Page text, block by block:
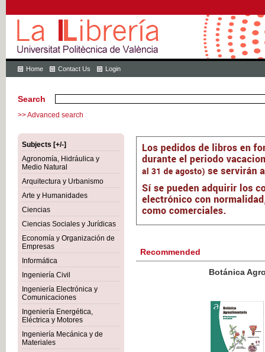
Home Contact Us Login
Search
>> Advanced search
Subjects [+/-]
Agronomía, Hidráulica y
Medio Natural
Arquitectura y Urbanismo
Arte y Humanidades
Ciencias
Ciencias Sociales y Jurídicas
Economía y Organización de
Empresas
Informática
Ingeniería Civil
Ingeniería Electrónica y
Comunicaciones
Ingeniería Energética,
Eléctrica y Motores
Ingeniería Mecánica y de
Materiales
Recommended
Botánica Agroalimentaria
VAT